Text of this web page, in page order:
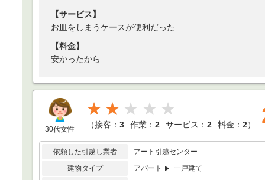
【サービス】
お皿をしまうケースが便利だった
【料金】
安かったから
30代女性
★★
（接客： 3 作業： 2 サービス： 2 料金： 2）
依頼した引越し業者
アート引越センター
建物タイプ
アパート
一戸建て